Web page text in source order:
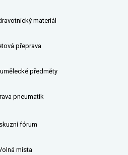
materiál
přeprava
předměty
pneumatik
fórum
místa